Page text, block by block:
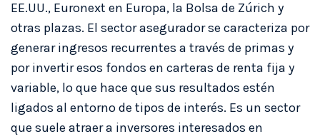
EE.UU., Euronext en Europa, la Bolsa de Zúrich y
otras plazas. El sector asegurador se caracteriza por
generar ingresos recurrentes a través de primas y
por invertir esos fondos en carteras de renta fija y
variable, lo que hace que sus resultados estén
ligados al entorno de tipos de interés. Es un sector
que suele atraer a inversores interesados en